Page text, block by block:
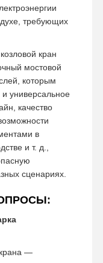
требующих
кран
мостовой
которым
универсальное
качество
в
и т. д.,
сценариях.
крана —